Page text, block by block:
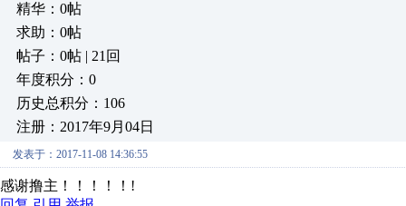
精华：0帖
求助：0帖
帖子：0帖 | 21回
年度积分：0
历史总积分：106
注册：2017年9月04日
发表于：2017-11-08 14:36:55
感谢撸主！！！！！!